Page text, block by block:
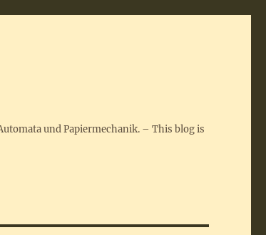
und Papiermechanik. – This blog is